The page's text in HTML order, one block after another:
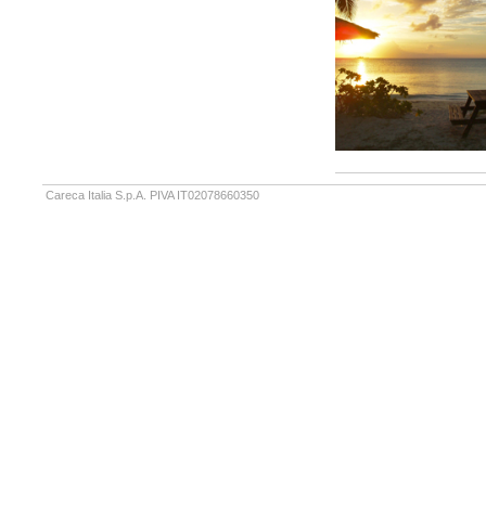
Careca Italia S.p.A. PIVA IT02078660350